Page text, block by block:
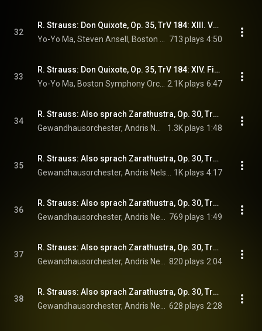
32
R. Strauss: Don Quixote, Op. 35, TrV 184: XIII. Var. 10. Viel breiter
713 plays 4:50
33
R. Strauss: Don Quixote, Op. 35, TrV 184: XIV. Finale. Sehr ruhig
2.1K plays 6:47
34
R. Strauss: Also sprach Zarathustra, Op. 30, TrV 176: I. Prelude (Sonnenaufgang)
1.3K plays 1:48
35
R. Strauss: Also sprach Zarathustra, Op. 30, TrV 176: II. Von den Hinterweltlern
1K plays 4:17
36
R. Strauss: Also sprach Zarathustra, Op. 30, TrV 176: III. Von der großen Sehnsucht
769 plays 1:49
37
R. Strauss: Also sprach Zarathustra, Op. 30, TrV 176: IV. Von den Freuden und Leidenschaften
820 plays 2:04
38
R. Strauss: Also sprach Zarathustra, Op. 30, TrV 176: V. Das Grablied
628 plays 2:28